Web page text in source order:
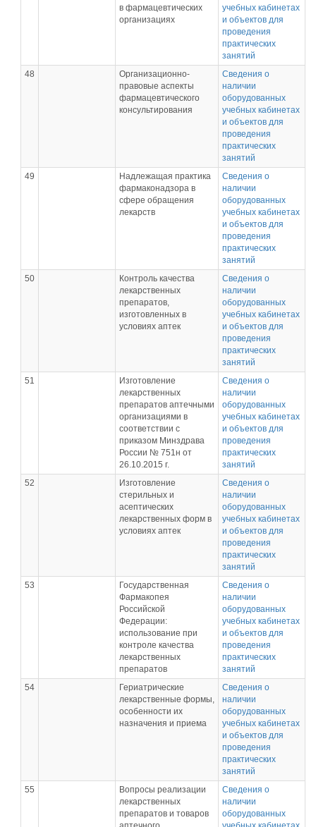
в фармацевтических
организациях
учебных кабинетах
и объектов для
проведения
практических
занятий
48
Организационно-
правовые аспекты
фармацевтического
консультирования
Сведения о
наличии
оборудованных
учебных кабинетах
и объектов для
проведения
практических
занятий
49
Надлежащая практика
фармаконадзора в
сфере обращения
лекарств
Сведения о
наличии
оборудованных
учебных кабинетах
и объектов для
проведения
практических
занятий
50
Контроль качества
лекарственных
препаратов,
изготовленных в
условиях аптек
Сведения о
наличии
оборудованных
учебных кабинетах
и объектов для
проведения
практических
занятий
51
Изготовление
лекарственных
препаратов аптечными
организациями в
соответствии с
приказом Минздрава
России № 751н от
26.10.2015 г.
Сведения о
наличии
оборудованных
учебных кабинетах
и объектов для
проведения
практических
занятий
52
Изготовление
стерильных и
асептических
лекарственных форм в
условиях аптек
Сведения о
наличии
оборудованных
учебных кабинетах
и объектов для
проведения
практических
занятий
53
Государственная
Фармакопея
Российской
Федерации:
использование при
контроле качества
лекарственных
препаратов
Сведения о
наличии
оборудованных
учебных кабинетах
и объектов для
проведения
практических
занятий
54
Гериатрические
лекарственные формы,
особенности их
назначения и приема
Сведения о
наличии
оборудованных
учебных кабинетах
и объектов для
проведения
практических
занятий
55
Вопросы реализации
лекарственных
препаратов и товаров
Сведения о
наличии
оборудованных